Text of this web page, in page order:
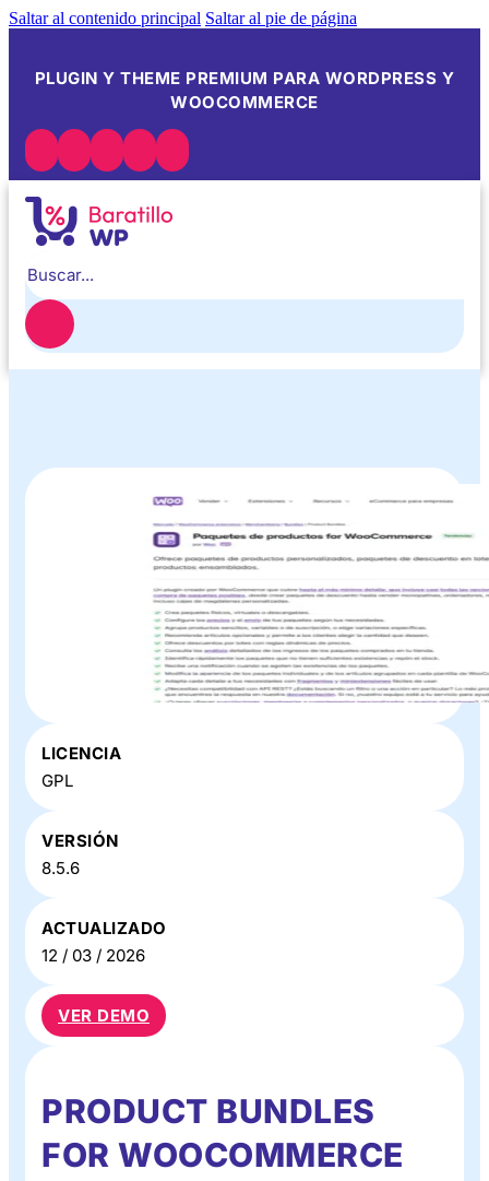
Saltar al contenido principal Saltar al pie de página
PLUGIN Y THEME PREMIUM PARA WORDPRESS Y
WOOCOMMERCE
Product Bundles For WooCommerce
en Baratillo WP
LICENCIA
GPL
VERSIÓN
8.5.6
ACTUALIZADO
12 / 03 / 2026
VER DEMO
PRODUCT BUNDLES
FOR WOOCOMMERCE